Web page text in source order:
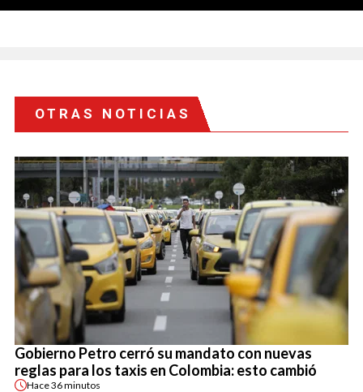
OTRAS NOTICIAS
Gobierno Petro cerró su mandato con nuevas
reglas para los taxis en Colombia: esto cambió
Hace36 minutos